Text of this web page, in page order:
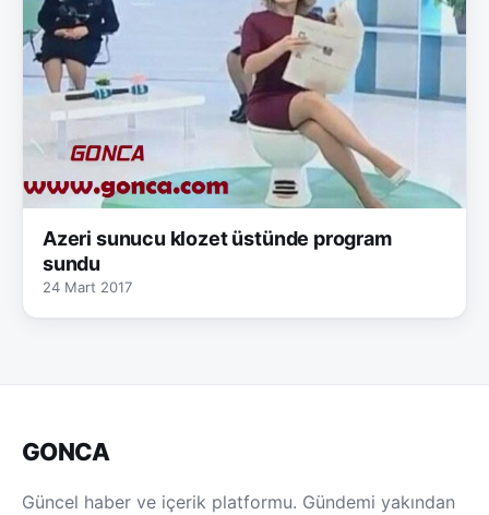
Azeri sunucu klozet üstünde program
sundu
24 Mart 2017
GONCA
Güncel haber ve içerik platformu. Gündemi yakından